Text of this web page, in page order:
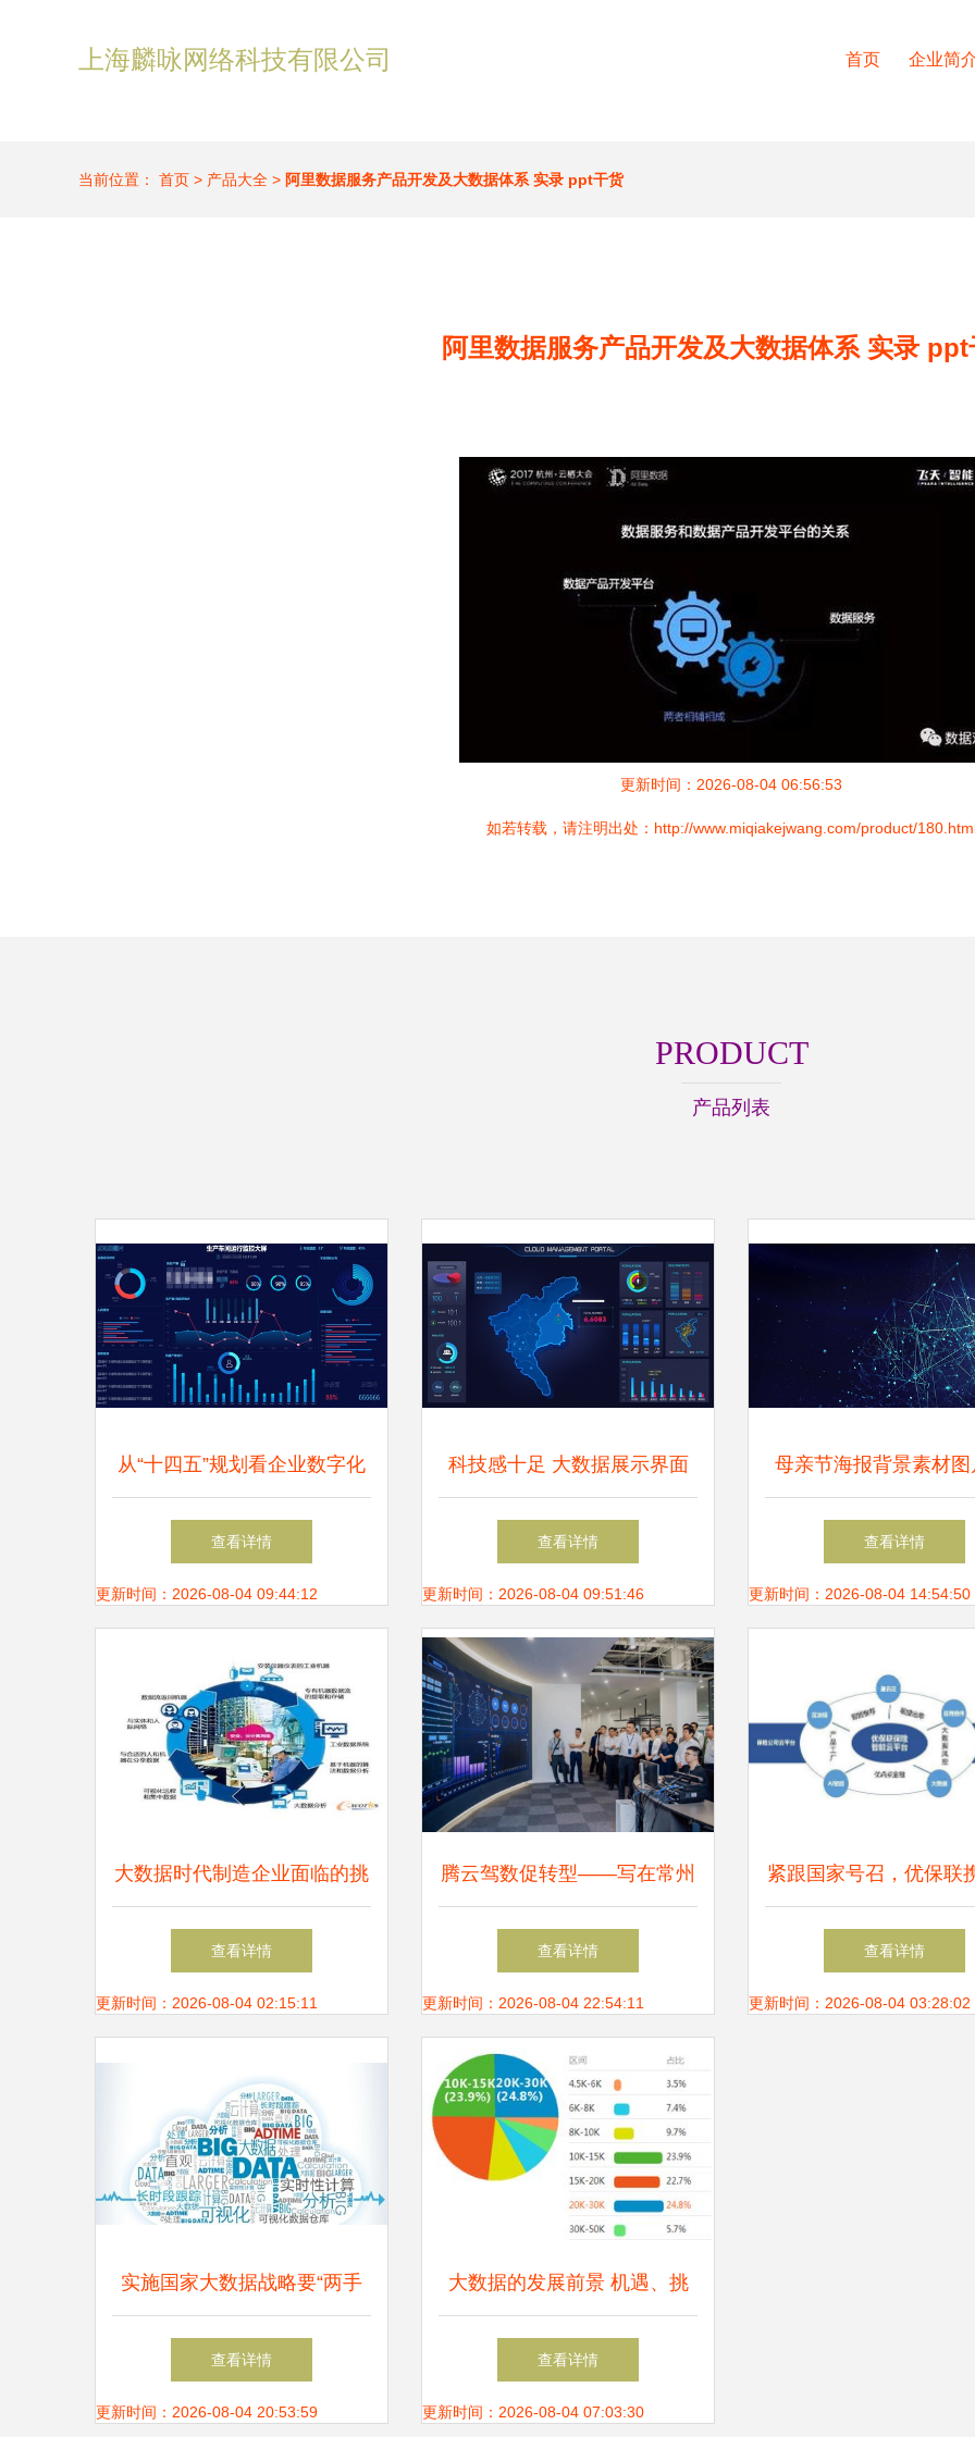
上海麟咏网络科技有限公司 首页 企业简
当前位置： 首页 > 产品大全 > 阿里数据服务产品开发及大数据体系 实录 ppt干货
阿里数据服务产品开发及大数据体系 实录 ppt
更新时间：2026-08-04 06:56:53
如若转载，请注明出处：http://www.miqiakejwang.com/product/
PRODUCT
产品列表
从“十四五”规划看企业数字化
转型 大数据带来的机遇、挑
战与应对
查看详情
更新时间：2026-08-04 09:44:12
科技感十足 大数据展示界面
的未来趋势
查看详情
更新时间：2026-08-04 09:51:46
母亲节海报背景素材图
数据视角下的创意
查看详情
更新时间：2026-08-04 14:54:50
大数据时代制造企业面临的挑
战
查看详情
更新时间：2026-08-04 02:15:11
腾云驾数促转型——写在常州
大数据产业园开园之际
查看详情
更新时间：2026-08-04 22:54:11
紧跟国家号召，优保联
安、安心等保司赋能保
大数据
查看详情
更新时间：2026-08-04 03:28:02
实施国家大数据战略要“两手
抓”
查看详情
更新时间：2026-08-04 20:53:59
大数据的发展前景 机遇、挑
战与未来趋势
查看详情
更新时间：2026-08-04 07:03:30